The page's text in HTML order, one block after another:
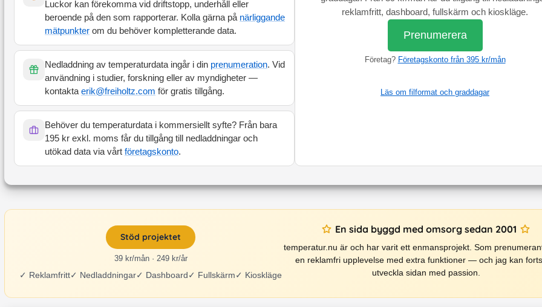
Luckor kan förekomma vid driftstopp, underhåll eller
beroende på den som rapporterar. Kolla gärna på närliggande
mätpunkter om du behöver kompletterande data.
Nedladdning av temperaturdata ingår i din prenumeration. Vid
användning i studier, forskning eller av myndigheter —
kontakta erik@freiholtz.com för gratis tillgång.
Behöver du temperaturdata i kommersiellt syfte? Från bara
195 kr exkl. moms får du tillgång till nedladdningar och
utökad data via vårt företagskonto.
reklamfritt, dashboard, fullskärm och kioskläge.
Prenumerera
Företag? Företagskonto från 395 kr/mån
Läs om filformat och graddagar
Stöd projektet
39 kr/mån · 249 kr/år
✓ Reklamfritt✓ Nedladdningar✓ Dashboard✓ Fullskärm✓ Kioskläge
En sida byggd med omsorg sedan 2001
temperatur.nu är och har varit ett enmansprojekt. Som
en reklamfri upplevelse med extra funktioner — och jag kan
utveckla sidan med passion.